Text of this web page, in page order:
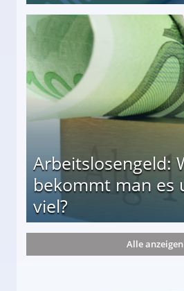
Arbeitslosengeld:
bekommt man es
viel?
und wie viel?
Alle anzeigen